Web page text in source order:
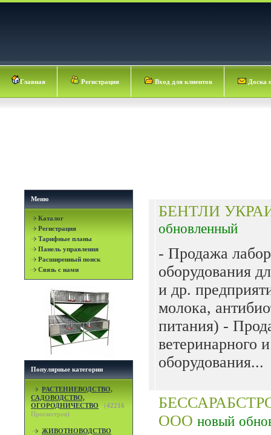
Главная Регистрация Вход для клиентов Доска
Меню
Каталог
Регистрация
Тарифные планы
Панель управления
Расширенный поиск
Связь с нами
Популярные категории
РАСТЕНИЕВОДСТВО,
САДОВОДСТВО,
ОГОРОДНИЧЕСТВО
(42216
Просмотров)
ЖИВОТНОВОДСТВО
БЕНТЛИ
обновленный
- Продажа
оборудования
и др.
молока,
питания) -
ветеринарного
оборудования...
ООО новый